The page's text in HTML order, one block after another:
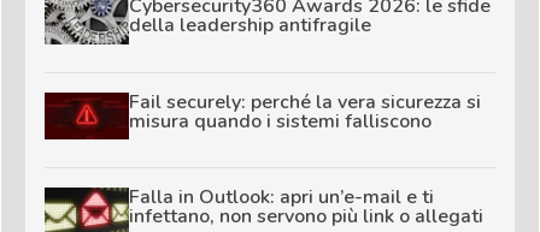
Cybersecurity360 Awards 2026: le sfide
della leadership antifragile
Fail securely: perché la vera sicurezza si
misura quando i sistemi falliscono
Falla in Outlook: apri un’e-mail e ti
infettano, non servono più link o allegati